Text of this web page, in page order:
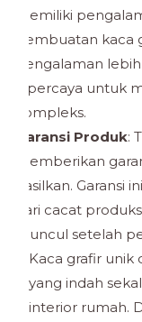
memiliki
pembuatan kaca
pengalaman
dipercaya untuk
kompleks.
Garansi Produk:
memberikan
hasilkan.
dari cacat
muncul setelah
Kaca grafir
yang indah
interior rumah.